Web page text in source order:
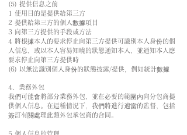
(5) 提供信息之前
1 使用目的是提供給第三方
2 提供給第三方的個人數據項目
3 向第三方提供的手段或方法
4 將根據本人的要求停止向第三方提供可識別本人身份的個
人信息，或以本人容易知曉的狀態通知本人，並通知本人應
要求停止向第三方提供時
(6) 以無法識別個人身份的狀態披露/提供，例如統計數據
4、業務外包
我們可能會將部分業務外包，並在必要的範圍內向分包商提
供個人信息。在這種情況下，我們將進行適當的監督，包括
簽訂有關處理此類外包承包商的合同。
5.個人信息的管理